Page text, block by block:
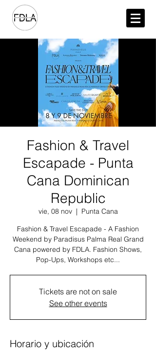
Fashion & Travel
Escapade - Punta
Cana Dominican
Republic
vie, 08 nov
  |
Punta Cana
Fashion & Travel Escapade - A Fashion
Weekend by Paradisus Palma Real Grand
Cana powered by FDLA. Fashion Shows,
Pop-Ups, Workshops etc...
Tickets are not on sale
See other events
Horario y ubicación